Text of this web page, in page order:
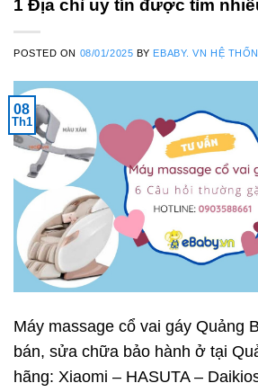
1 Địa chỉ uy tín được tìm
POSTED ON 08/01/2025 BY EBABY. VN HỆ
08
Th1
Máy massage cổ vai gáy Quảng
bán, sửa chữa bảo hành ở tại
hãng: Xiaomi – HASUTA –